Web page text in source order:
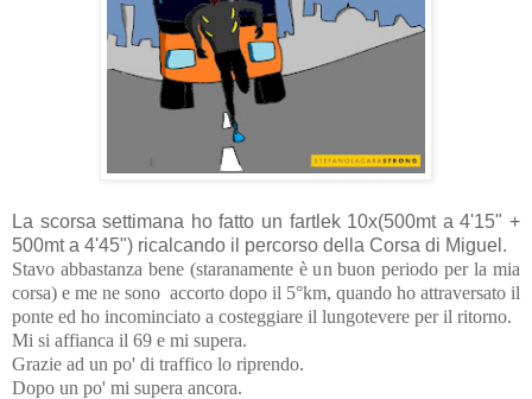
La scorsa settimana ho fatto un fartlek 10x(500mt a 4'15" +
500mt a 4'45") ricalcando il percorso della Corsa di Miguel.
Stavo abbastanza bene (staranamente è un buon periodo per la mia
corsa) e me ne sono accorto dopo il 5°km, quando ho attraversato il
ponte ed ho incominciato a costeggiare il lungotevere per il ritorno.
Mi si affianca il 69 e mi supera.
Grazie ad un po' di traffico lo riprendo.
Dopo un po' mi supera ancora.